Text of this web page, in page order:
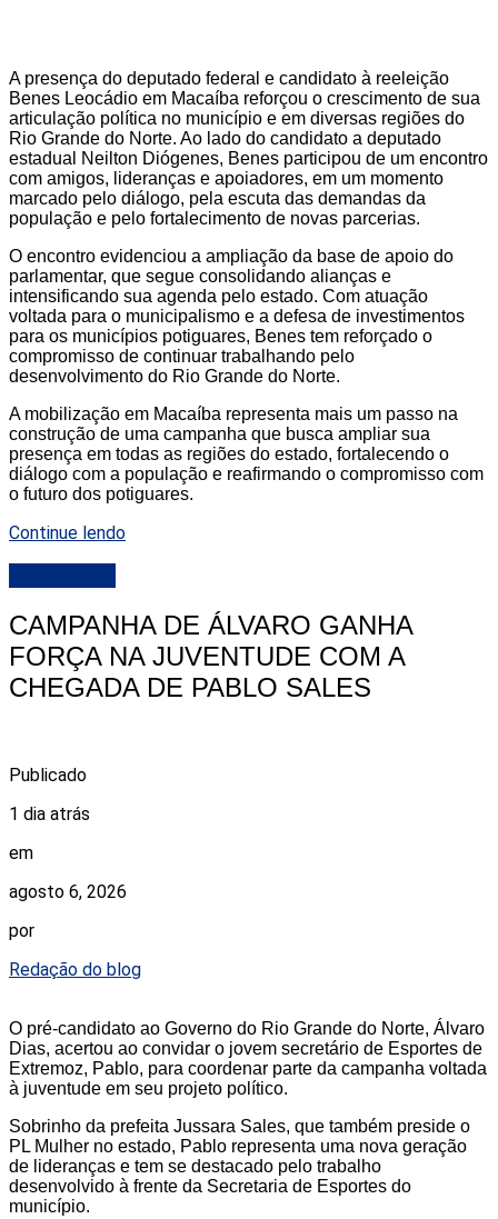
A presença do deputado federal e candidato à reeleição
Benes Leocádio em Macaíba reforçou o crescimento de sua
articulação política no município e em diversas regiões do
Rio Grande do Norte. Ao lado do candidato a deputado
estadual Neilton Diógenes, Benes participou de um encontro
com amigos, lideranças e apoiadores, em um momento
marcado pelo diálogo, pela escuta das demandas da
população e pelo fortalecimento de novas parcerias.
O encontro evidenciou a ampliação da base de apoio do
parlamentar, que segue consolidando alianças e
intensificando sua agenda pelo estado. Com atuação
voltada para o municipalismo e a defesa de investimentos
para os municípios potiguares, Benes tem reforçado o
compromisso de continuar trabalhando pelo
desenvolvimento do Rio Grande do Norte.
A mobilização em Macaíba representa mais um passo na
construção de uma campanha que busca ampliar sua
presença em todas as regiões do estado, fortalecendo o
diálogo com a população e reafirmando o compromisso com
o futuro dos potiguares.
Continue lendo
CAMPANHA DE ÁLVARO GANHA
FORÇA NA JUVENTUDE COM A
CHEGADA DE PABLO SALES
Publicado
1 dia atrás
em
agosto 6, 2026
por
Redação do blog
O pré-candidato ao Governo do Rio Grande do Norte, Álvaro
Dias, acertou ao convidar o jovem secretário de Esportes de
Extremoz, Pablo, para coordenar parte da campanha voltada
à juventude em seu projeto político.
Sobrinho da prefeita Jussara Sales, que também preside o
PL Mulher no estado, Pablo representa uma nova geração
de lideranças e tem se destacado pelo trabalho
desenvolvido à frente da Secretaria de Esportes do
município.